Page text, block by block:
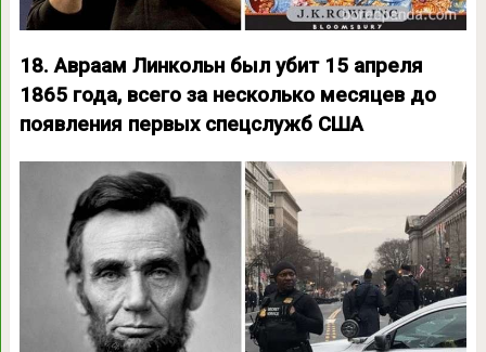
18. Авраам Линкольн был убит 15 апреля
1865 года, всего за несколько месяцев до
появления первых спецслужб США